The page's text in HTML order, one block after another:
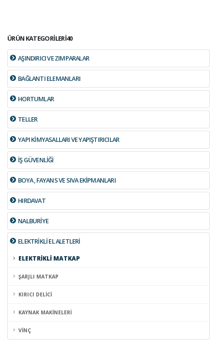
ÜRÜN KATEGORİLERİ40
AŞINDIRICI VE ZIMPARALAR
BAĞLANTI ELEMANLARI
HORTUMLAR
TELLER
YAPI KİMYASALLARI VE YAPIŞTIRICILAR
İŞ GÜVENLİĞİ
BOYA , FAYANS VE SIVA EKİPMANLARI
HIRDAVAT
NALBURİYE
ELEKTRİKLİ EL ALETLERİ
ELEKTRİKLİ MATKAP
ŞARJLI MATKAP
KIRICI DELİCİ
KAYNAK MAKİNELERİ
VİNÇ